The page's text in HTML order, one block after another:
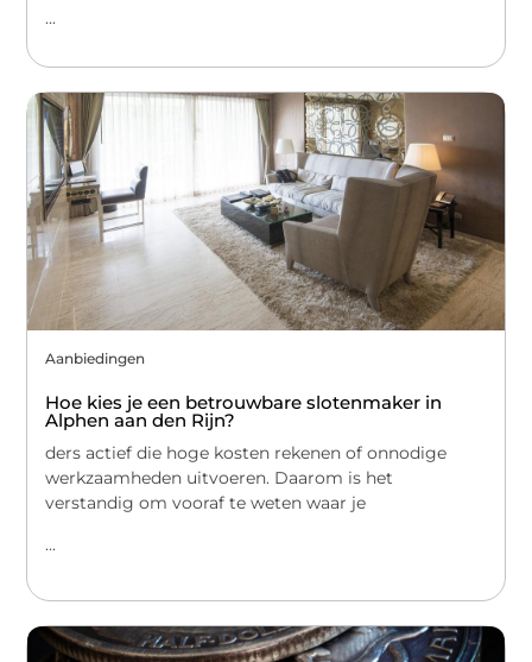
...
Aanbiedingen
Hoe kies je een betrouwbare slotenmaker in
Alphen aan den Rijn?
ders actief die hoge kosten rekenen of onnodige
werkzaamheden uitvoeren. Daarom is het
verstandig om vooraf te weten waar je
...